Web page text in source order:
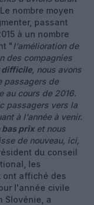
nombre moyen
passant
à un nombre
"l'amélioration de
des compagnies
difficile, nous avons
passagers de
au cours de 2016.
passagers vers la
à l'année à venir.
bas prixet nous
de nouveau, ici,
du conseil
les
ont affiché des
l'année civile
Slovénie, a